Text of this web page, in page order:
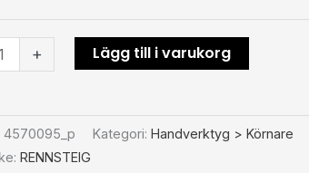
+ Lägg till i varukorg
4570095_p Kategori: Handverktyg > Körnare
RENNSTEIG